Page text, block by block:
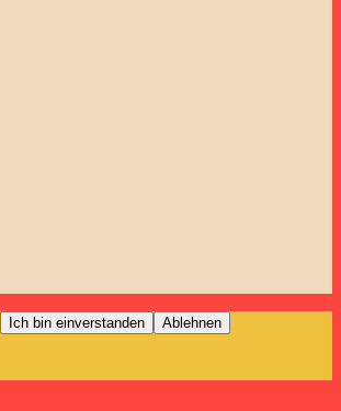
Ich bin einverstanden
Ablehnen